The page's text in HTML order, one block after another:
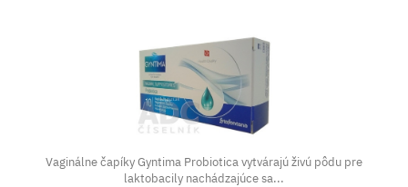
Vaginálne čapíky Gyntima Probiotica vytvárajú živú pôdu pre
laktobacily nachádzajúce sa...